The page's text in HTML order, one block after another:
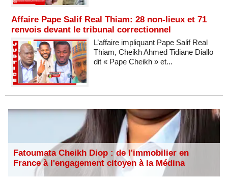
Affaire Pape Salif Real Thiam: 28 non-lieux et 71
renvois devant le tribunal correctionnel
L’affaire impliquant Pape Salif Real
Thiam, Cheikh Ahmed Tidiane Diallo
dit « Pape Cheikh » et...
Fatoumata Cheikh Diop : de l'immobilier en
France à l'engagement citoyen à la Médina